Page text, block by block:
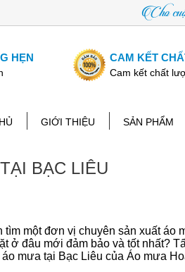
Cho
HẸN CAM KẾT
Cam kết chất
GIỚI THIỆU SẢN PHẨM
BẠC LIÊU
một đơn vị chuyên sản xuất áo
ở đâu mới đảm bảo và tốt nhất?
mưa tại Bạc Liêu của Áo mưa